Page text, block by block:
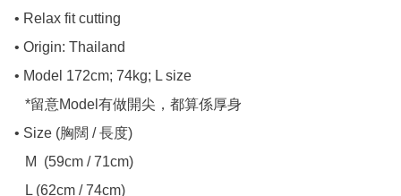
• Relax fit cutting
• Origin: Thailand
• Model 172cm; 74kg; L size
• Size (胸闊 / 長度)